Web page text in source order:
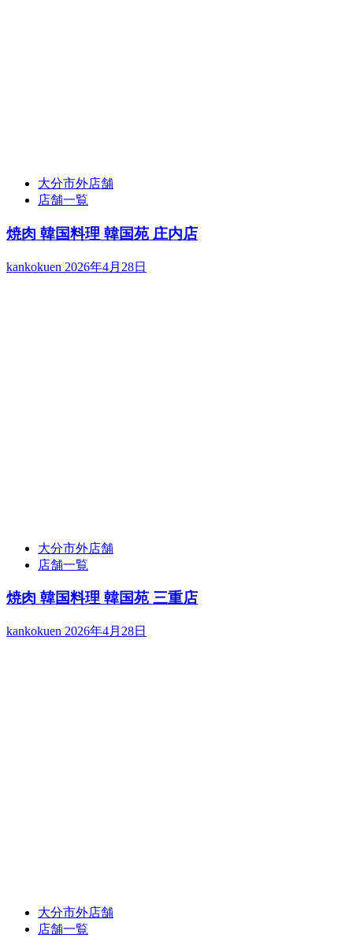
大分市外店舗
店舗一覧
焼肉 韓国料理 韓国苑 庄内店
kankokuen 2026年4月28日
大分市外店舗
店舗一覧
焼肉 韓国料理 韓国苑 三重店
kankokuen 2026年4月28日
大分市外店舗
店舗一覧